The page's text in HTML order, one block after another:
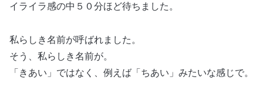
イライラ感の中５０分ほど待ちました。
私らしき名前が呼ばれました。
そう、私らしき名前が。
「きあい」ではなく、例えば「ちあい」みたいな感じで。